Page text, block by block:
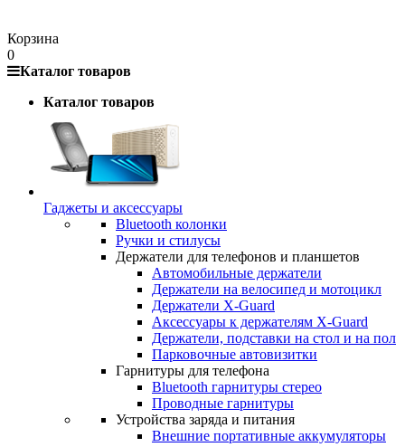
Корзина
0
Каталог товаров
Каталог товаров
Гаджеты и аксессуары
Bluetooth колонки
Ручки и стилусы
Держатели для телефонов и планшетов
Автомобильные держатели
Держатели на велосипед и мотоцикл
Держатели X-Guard
Аксессуары к держателям X-Guard
Держатели, подставки на стол и на пол
Парковочные автовизитки
Гарнитуры для телефона
Bluetooth гарнитуры стерео
Проводные гарнитуры
Устройства заряда и питания
Внешние портативные аккумуляторы